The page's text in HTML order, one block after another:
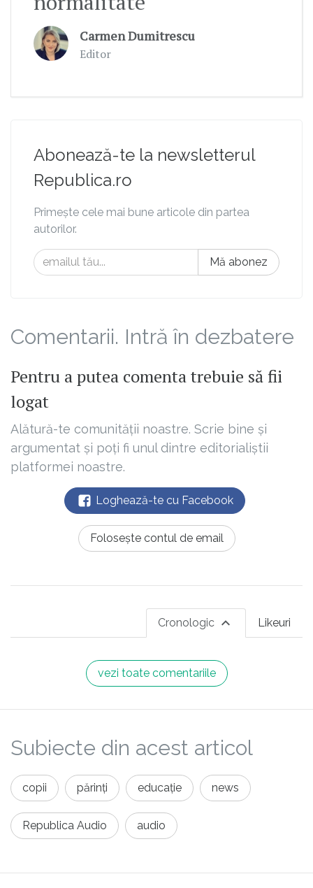
Carmen Dumitrescu
Editor
Abonează-te la newsletterul
Republica.ro
Primește cele mai bune articole din partea
autorilor.
Mă abonez
Comentarii. Intră în dezbatere
Pentru a putea comenta trebuie să fii
logat
Alătură-te comunității noastre. Scrie bine și
argumentat și poți fi unul dintre editorialiștii
platformei noastre.
Loghează-te cu Facebook
Folosește contul de email
Likeuri
Cronologic
vezi toate comentariile
Subiecte din acest articol
copii părinți educație news
Republica Audio audio